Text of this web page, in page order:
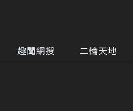
趣聞網搜 二輪天地